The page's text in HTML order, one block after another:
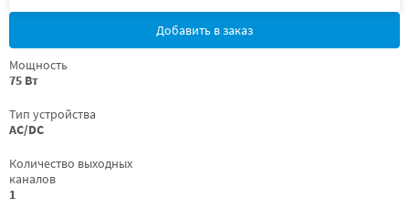
Добавить в заказ
Мощность
75 Вт
Тип устройства
AC/DC
Количество выходных
каналов
1